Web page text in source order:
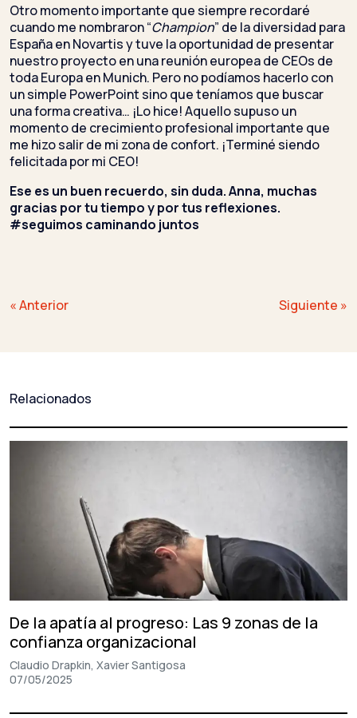
Otro momento importante que siempre recordaré
cuando me nombraron “Champion” de la diversidad para
España en Novartis y tuve la oportunidad de presentar
nuestro proyecto en una reunión europea de CEOs de
toda Europa en Munich. Pero no podíamos hacerlo con
un simple PowerPoint sino que teníamos que buscar
una forma creativa… ¡Lo hice! Aquello supuso un
momento de crecimiento profesional importante que
me hizo salir de mi zona de confort. ¡Terminé siendo
felicitada por mi CEO!
Ese es un buen recuerdo, sin duda.Anna, muchas
gracias por tu tiempo y por tus reflexiones.
#seguimos caminando juntos
Navegación
« Anterior Siguiente »
Relacionados
De la apatía al progreso: Las 9 zonas de la
confianza organizacional
Claudio Drapkin, Xavier Santigosa
07/05/2025